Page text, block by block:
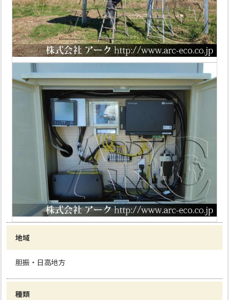
地域
胆振・日高地方
種類